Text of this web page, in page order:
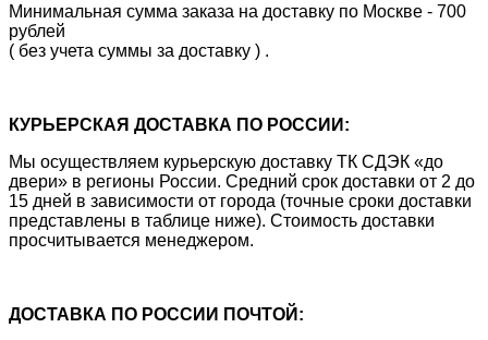
Минимальная сумма заказа на доставку по Москве - 700
рублей
( без учета суммы за доставку ) .
КУРЬЕРСКАЯ ДОСТАВКА ПО РОССИИ:
Мы осуществляем курьерскую доставку ТК СДЭК «до
двери» в регионы России. Средний срок доставки от 2 до
15 дней в зависимости от города (точные сроки доставки
представлены в таблице ниже). Стоимость доставки
просчитывается менеджером.
ДОСТАВКА ПО РОССИИ ПОЧТОЙ: